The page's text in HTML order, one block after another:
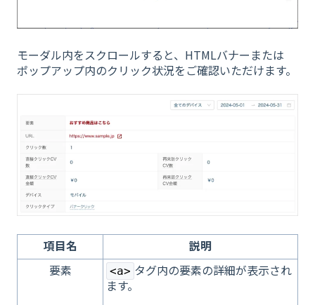
モーダル内をスクロールすると、HTMLバナーまたは
ポップアップ内のクリック状況をご確認いただけます。
項目名
説明
要素
<a> タグ内の要素の詳細が表示され
ます。